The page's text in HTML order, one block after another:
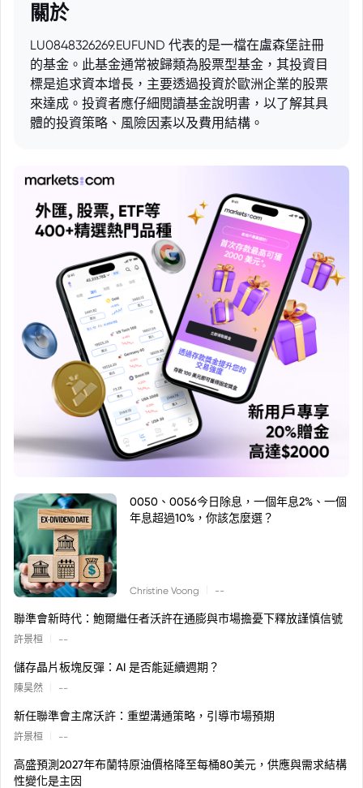
關於
LU0848326269.EUFUND 代表的是一檔在盧森堡註冊
的基金。此基金通常被歸類為股票型基金，其投資目
標是追求資本增長，主要透過投資於歐洲企業的股票
來達成。投資者應仔細閱讀基金說明書，以了解其具
體的投資策略、風險因素以及費用結構。
0050、0056今日除息，一個年息2%、一個
年息超過10%，你該怎麼選？
Christine Voong --
聯準會新時代：鮑爾繼任者沃許在通膨與市場擔憂下釋放謹慎信號
許景桓 --
儲存晶片板塊反彈：AI 是否能延續週期？
陳昊然 --
新任聯準會主席沃許：重塑溝通策略，引導市場預期
許景桓 --
高盛預測2027年布蘭特原油價格降至每桶80美元，供應與需求結構
性變化是主因